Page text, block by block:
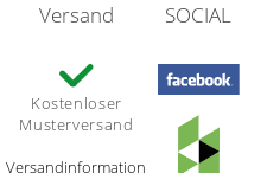
Versand
Kostenloser
Musterversand
Versandinformation
SOCIAL